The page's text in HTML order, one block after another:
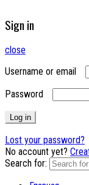
Sign in
close
Username or email
Password
Log in
Lost your password?
No account yet?
Search for: